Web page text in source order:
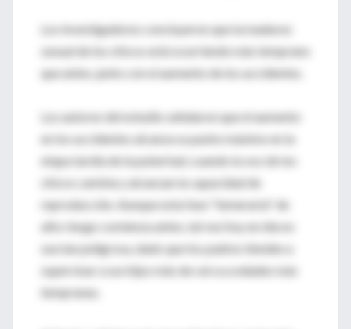
Los investigadores concluyeron que la madurez
sexual de los chicos está ocurriendo más temprano
que antes, junto con el aumento de los accidentes.
Los autores del estudio señalaron que el aumento
en los accidentes alcanza su punto máximo en la
etapa tardía de la pubertad, cuando la voz de los
chicos cambia y alcanzan la capacidad de
reproducción. Aunque esta fase "temeraria" de
alto riesgo comienza antes, tal vez hoy en día no
sea tan peligrosa, dado que los padres tienden a
supervisar a sus hijos más de cerca a edades más
tempranas.